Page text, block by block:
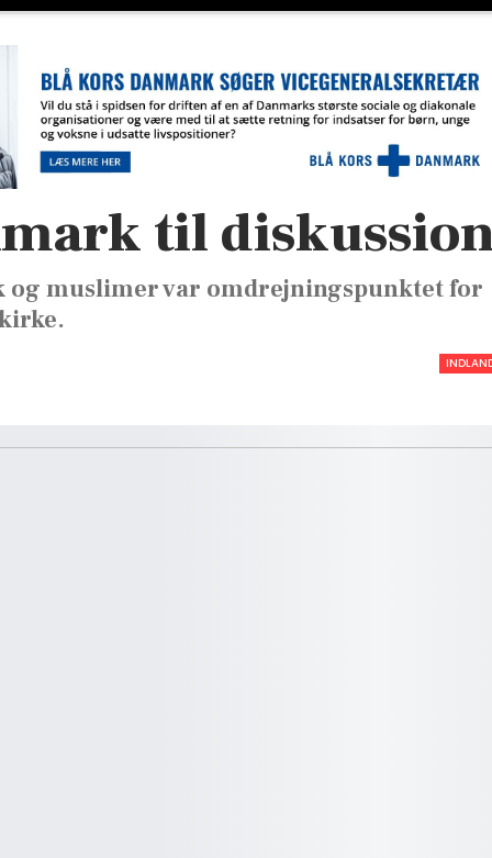
til
og muslimer var omdrejningspunktet for